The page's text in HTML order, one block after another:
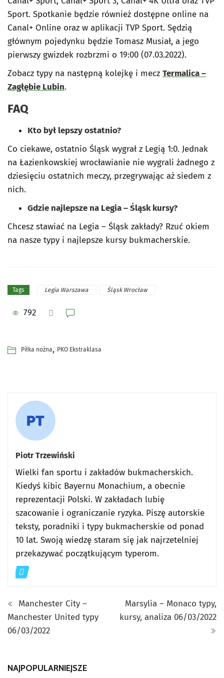
Sport. Spotkanie będzie również dostępne online na
Canal+ Online oraz w aplikacji TVP Sport. Sędzią
głównym pojedynku będzie Tomasz Musiał, a jego
pierwszy gwizdek rozbrzmi o 19:00 (07.03.2022).
Zobacz typy na następną kolejkę i mecz Termalica –
Zagłębie Lubin.
FAQ
Kto był lepszy ostatnio?
Co ciekawe, ostatnio Śląsk wygrał z Legią 1:0. Jednak
na Łazienkowskiej wrocławianie nie wygrali żadnego z
dziesięciu ostatnich meczy, przegrywając aż siedem z
nich.
Gdzie najlepsze na Legia – Śląsk kursy?
Chcesz stawiać na Legia – Śląsk zakłady? Rzuć okiem
na nasze typy i najlepsze kursy bukmacherskie.
Tags Legia Warszawa Śląsk Wrocław
792
Piłka nożna, PKO Ekstraklasa
Piotr Trzewiński
Wielki fan sportu i zakładów bukmacherskich.
Kiedyś kibic Bayernu Monachium, a obecnie
reprezentacji Polski. W zakładach lubię
szacowanie i ograniczanie ryzyka. Piszę autorskie
teksty, poradniki i typy bukmacherskie od ponad
10 lat. Swoją wiedzę staram się jak najrzetelniej
przekazywać początkującym typerom.
Manchester City –
Manchester United typy
06/03/2022
Marsylia – Monaco typy,
kursy, analiza 06/03/2022
NAJPOPULARNIEJSZE